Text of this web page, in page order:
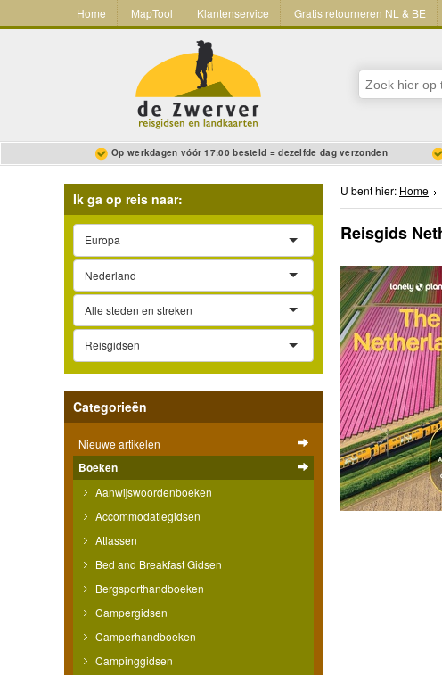
Home MapTool Klantenservice Gratis retourneren NL & BE
Op werkdagen vóór 17:00 besteld = dezelfde dag verzonden
Ik ga op reis naar:
Europa
Nederland
Alle steden en streken
Reisgidsen
Categorieën
Nieuwe artikelen
Boeken
Aanwijswoordenboeken
Accommodatiegidsen
Atlassen
Bed and Breakfast Gidsen
Bergsporthandboeken
Campergidsen
Camperhandboeken
Campinggidsen
U bent hier: Home
Reisgids